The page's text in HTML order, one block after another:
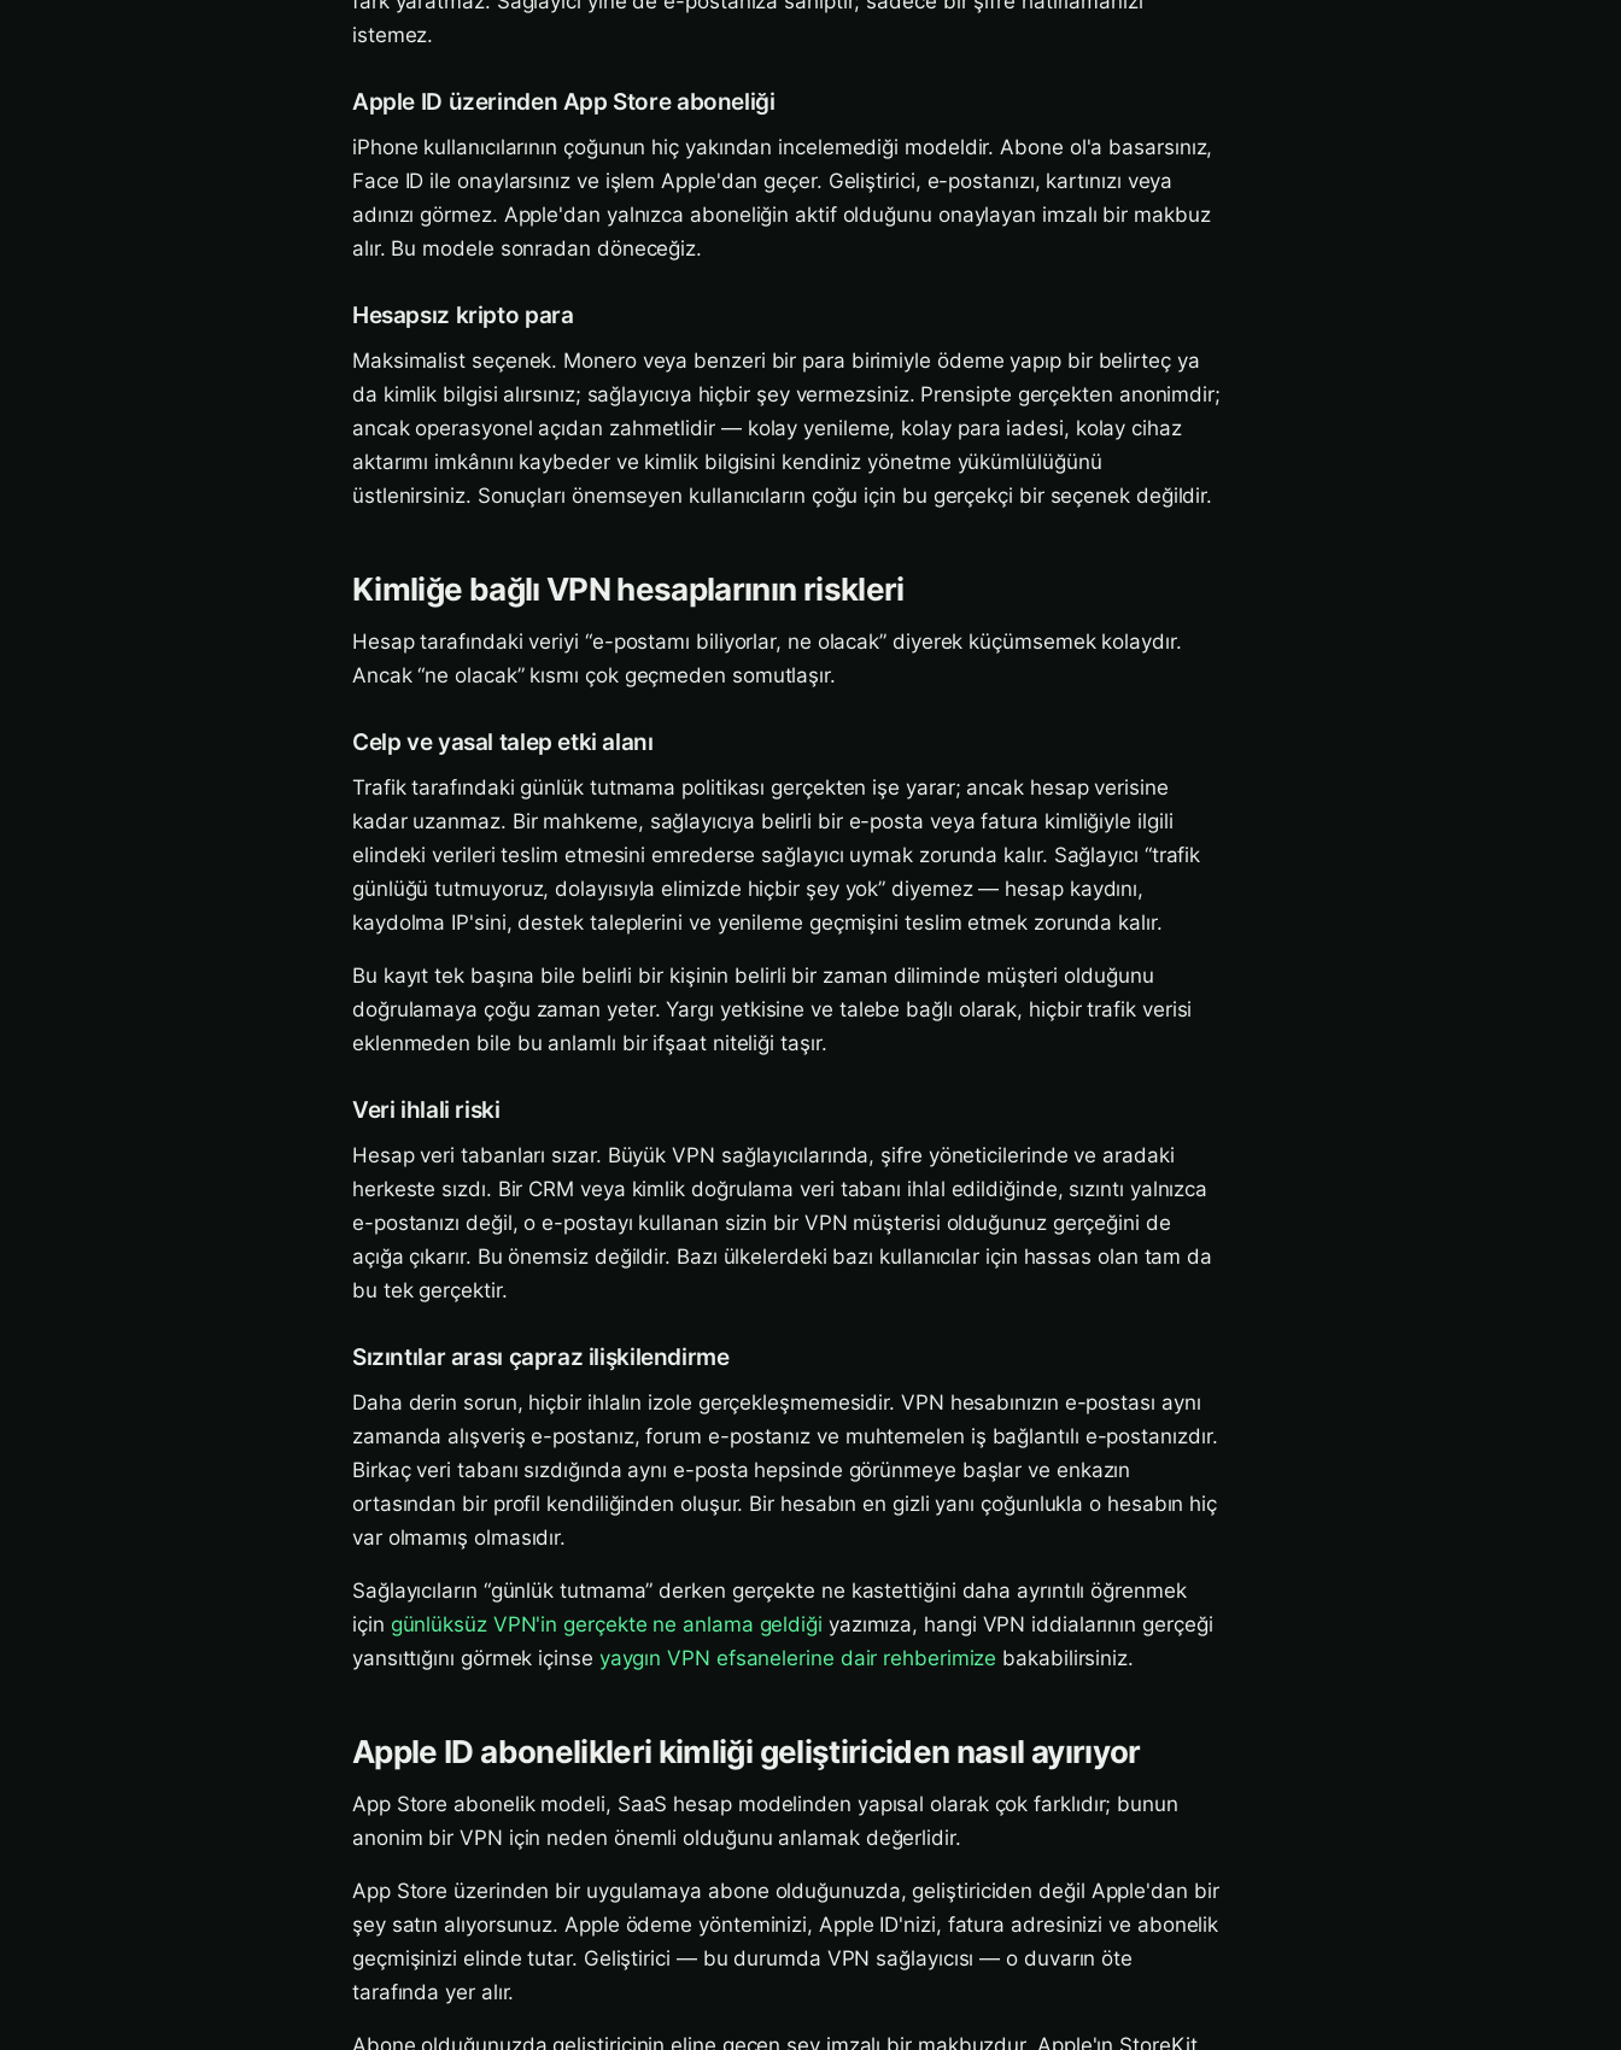
istemez.
Apple ID üzerinden App Store aboneliği
iPhone kullanıcılarının çoğunun hiç yakından incelemediği modeldir. Abone ol'a basarsınız,
Face ID ile onaylarsınız ve işlem Apple'dan geçer. Geliştirici, e-postanızı, kartınızı veya
adınızı görmez. Apple'dan yalnızca aboneliğin aktif olduğunu onaylayan imzalı bir makbuz
alır. Bu modele sonradan döneceğiz.
Hesapsız kripto para
Maksimalist seçenek. Monero veya benzeri bir para birimiyle ödeme yapıp bir belirteç ya
da kimlik bilgisi alırsınız; sağlayıcıya hiçbir şey vermezsiniz. Prensipte gerçekten anonimdir;
ancak operasyonel açıdan zahmetlidir — kolay yenileme, kolay para iadesi, kolay cihaz
aktarımı imkânını kaybeder ve kimlik bilgisini kendiniz yönetme yükümlülüğünü
üstlenirsiniz. Sonuçları önemseyen kullanıcıların çoğu için bu gerçekçi bir seçenek değildir.
Kimliğe bağlı VPN hesaplarının riskleri
Hesap tarafındaki veriyi “e-postamı biliyorlar, ne olacak” diyerek küçümsemek kolaydır.
Ancak “ne olacak” kısmı çok geçmeden somutlaşır.
Celp ve yasal talep etki alanı
Trafik tarafındaki günlük tutmama politikası gerçekten işe yarar; ancak hesap verisine
kadar uzanmaz. Bir mahkeme, sağlayıcıya belirli bir e-posta veya fatura kimliğiyle ilgili
elindeki verileri teslim etmesini emrederse sağlayıcı uymak zorunda kalır. Sağlayıcı “trafik
günlüğü tutmuyoruz, dolayısıyla elimizde hiçbir şey yok” diyemez — hesap kaydını,
kaydolma IP'sini, destek taleplerini ve yenileme geçmişini teslim etmek zorunda kalır.
Bu kayıt tek başına bile belirli bir kişinin belirli bir zaman diliminde müşteri olduğunu
doğrulamaya çoğu zaman yeter. Yargı yetkisine ve talebe bağlı olarak, hiçbir trafik verisi
eklenmeden bile bu anlamlı bir ifşaat niteliği taşır.
Veri ihlali riski
Hesap veri tabanları sızar. Büyük VPN sağlayıcılarında, şifre yöneticilerinde ve aradaki
herkeste sızdı. Bir CRM veya kimlik doğrulama veri tabanı ihlal edildiğinde, sızıntı yalnızca
e-postanızı değil, o e-postayı kullanan sizin bir VPN müşterisi olduğunuz gerçeğini de
açığa çıkarır. Bu önemsiz değildir. Bazı ülkelerdeki bazı kullanıcılar için hassas olan tam da
bu tek gerçektir.
Sızıntılar arası çapraz ilişkilendirme
Daha derin sorun, hiçbir ihlalın izole gerçekleşmemesidir. VPN hesabınızın e-postası aynı
zamanda alışveriş e-postanız, forum e-postanız ve muhtemelen iş bağlantılı e-postanızdır.
Birkaç veri tabanı sızdığında aynı e-posta hepsinde görünmeye başlar ve enkazın
ortasından bir profil kendiliğinden oluşur. Bir hesabın en gizli yanı çoğunlukla o hesabın hiç
var olmamış olmasıdır.
Sağlayıcıların “günlük tutmama” derken gerçekte ne kastettiğini daha ayrıntılı öğrenmek
için günlüksüz VPN'in gerçekte ne anlama geldiği yazımıza, hangi VPN iddialarının gerçeği
yansıttığını görmek içinse yaygın VPN efsanelerine dair rehberimize bakabilirsiniz.
Apple ID abonelikleri kimliği geliştiriciden nasıl ayırıyor
App Store abonelik modeli, SaaS hesap modelinden yapısal olarak çok farklıdır; bunun
anonim bir VPN için neden önemli olduğunu anlamak değerlidir.
App Store üzerinden bir uygulamaya abone olduğunuzda, geliştiriciden değil Apple'dan bir
şey satın alıyorsunuz. Apple ödeme yönteminizi, Apple ID'nizi, fatura adresinizi ve abonelik
geçmişinizi elinde tutar. Geliştirici — bu durumda VPN sağlayıcısı — o duvarın öte
tarafında yer alır.
Abone olduğunuzda geliştiricinin eline geçen şey imzalı bir makbuzdur. Apple'ın StoreKit